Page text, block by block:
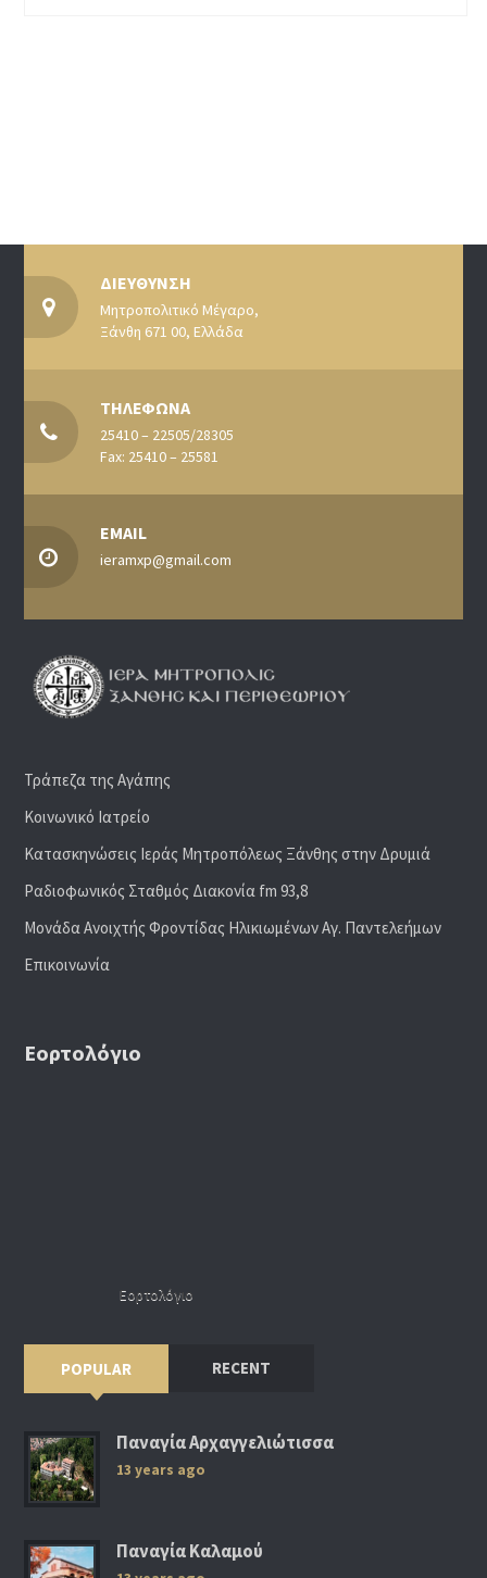
ΔΙΕΥΘΥΝΣΗ
Μητροπολιτικό Μέγαρο,
Ξάνθη 671 00, Ελλάδα
ΤΗΛΕΦΩΝΑ
25410 – 22505/28305
Fax: 25410 – 25581
EMAIL
ieramxp@gmail.com
Τράπεζα της Αγάπης
Κοινωνικό Ιατρείο
Κατασκηνώσεις Ιεράς Μητροπόλεως Ξάνθης στην Δρυμιά
Ραδιoφωνικός Σταθμός Διακονία fm 93,8
Μονάδα Ανοιχτής Φροντίδας Ηλικιωμένων Αγ. Παντελεήμων
Επικοινωνία
Εορτολόγιο
Εορτολόγιο
POPULAR RECENT
Παναγία Αρχαγγελιώτισσα
13 years ago
Παναγία Καλαμού